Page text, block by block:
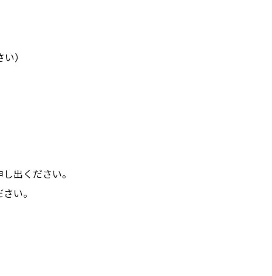
）
出ください。
い。